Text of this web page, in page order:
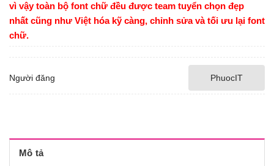
vì vậy toàn bộ font chữ đều được team tuyển chọn đẹp
nhất cũng như Việt hóa kỹ càng, chỉnh sửa và tối ưu lại font
chữ.
Người đăng PhuocIT
Mô tả